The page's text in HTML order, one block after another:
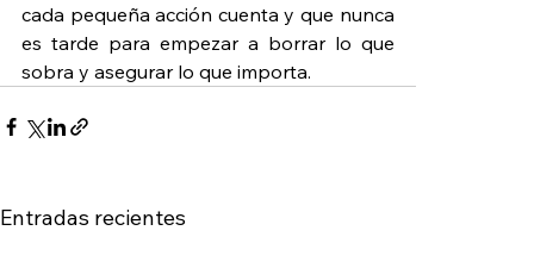
cada pequeña acción cuenta y que nunca
es tarde para empezar a borrar lo que
sobra y asegurar lo que importa.
Entradas recientes